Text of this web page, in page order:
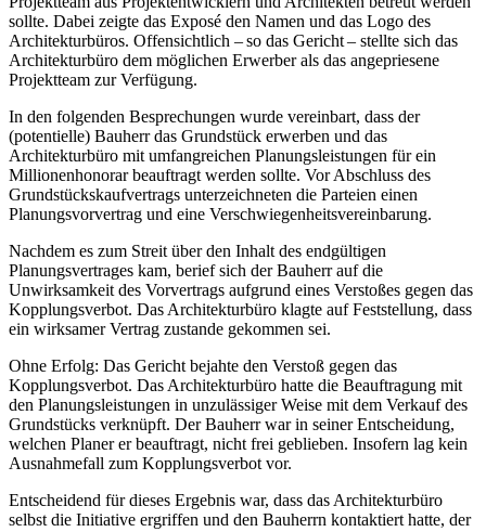
sollte. Dabei zeigte das Exposé den Namen und das Logo des
Architekturbüros. Offensichtlich – so das Gericht – stellte sich das
Architekturbüro dem möglichen Erwerber als das angepriesene
Projektteam zur Verfügung.
In den folgenden Besprechungen wurde vereinbart, dass der
(potentielle) Bauherr das Grundstück erwerben und das
Architekturbüro mit umfangreichen Planungsleistungen für ein
Millionenhonorar beauftragt werden sollte. Vor Abschluss des
Grundstückskaufvertrags unterzeichneten die Parteien einen
Planungsvorvertrag und eine Verschwiegenheitsvereinbarung.
Nachdem es zum Streit über den Inhalt des endgültigen
Planungsvertrages kam, berief sich der Bauherr auf die
Unwirksamkeit des Vorvertrags aufgrund eines Verstoßes gegen das
Kopplungsverbot. Das Architekturbüro klagte auf Feststellung, dass
ein wirksamer Vertrag zustande gekommen sei.
Ohne Erfolg: Das Gericht bejahte den Verstoß gegen das
Kopplungsverbot. Das Architekturbüro hatte die Beauftragung mit
den Planungsleistungen in unzulässiger Weise mit dem Verkauf des
Grundstücks verknüpft. Der Bauherr war in seiner Entscheidung,
welchen Planer er beauftragt, nicht frei geblieben. Insofern lag kein
Ausnahmefall zum Kopplungsverbot vor.
Entscheidend für dieses Ergebnis war, dass das Architekturbüro
selbst die Initiative ergriffen und den Bauherrn kontaktiert hatte, der